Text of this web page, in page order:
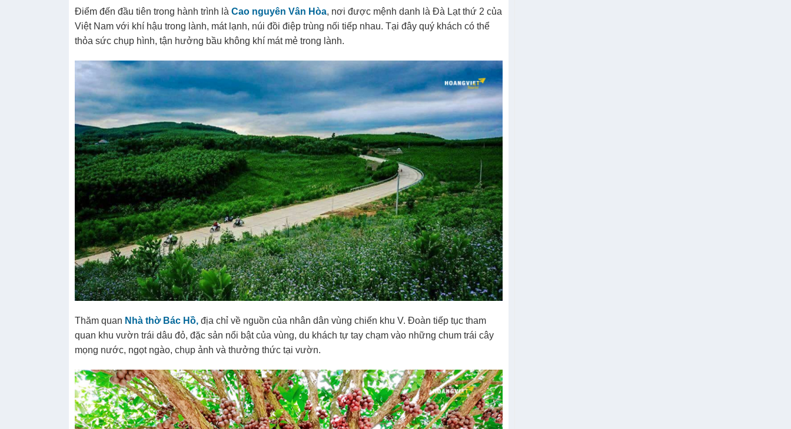
Điểm đến đầu tiên trong hành trình làCao nguyên Vân Hòa, nơi được mệnh danh là Đà Lạt thứ 2 của
Việt Nam với khí hậu trong lành, mát lạnh, núi đồi điệp trùng nối tiếp nhau. Tại đây quý khách có thể
thỏa sức chụp hình, tận hưởng bầu không khí mát mẻ trong lành.
Thăm quan Nhà thờ Bác Hồ,địa chỉ về nguồn của nhân dân vùng chiến khu V. Đoàn tiếp tục tham
quan khu vườn trái dâu đỏ, đặc sản nổi bật của vùng, du khách tự tay chạm vào những chum trái cây
mọng nước, ngọt ngào, chụp ảnh và thưởng thức tại vườn.